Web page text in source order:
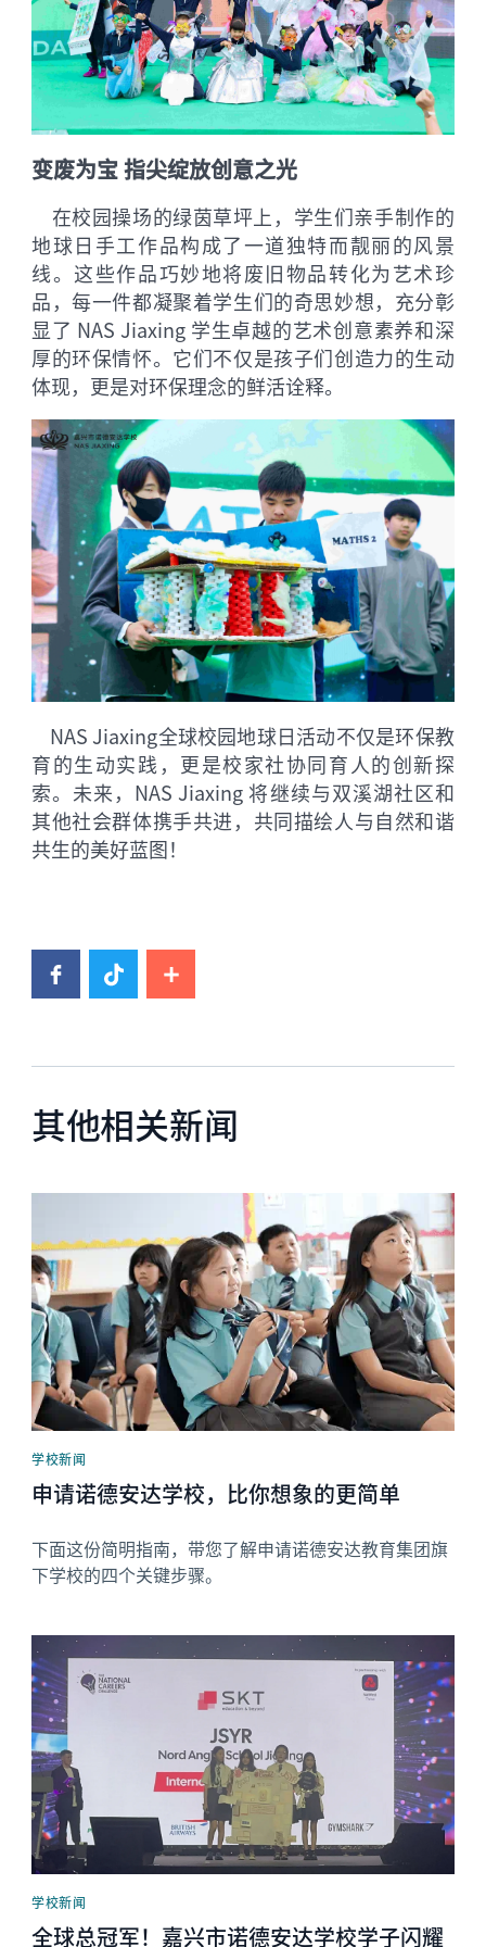
变废为宝 指尖绽放创意之光
在校园操场的绿茵草坪上，学生们亲手制作的
地球日手工作品构成了一道独特而靓丽的风景
线。这些作品巧妙地将废旧物品转化为艺术珍
品，每一件都凝聚着学生们的奇思妙想，充分彰
显了 NAS Jiaxing 学生卓越的艺术创意素养和深
厚的环保情怀。它们不仅是孩子们创造力的生动
体现，更是对环保理念的鲜活诠释。
NAS Jiaxing全球校园地球日活动不仅是环保教
育的生动实践，更是校家社协同育人的创新探
索。未来，NAS Jiaxing 将继续与双溪湖社区和
其他社会群体携手共进，共同描绘人与自然和谐
共生的美好蓝图！
其他相关新闻
学校新闻
申请诺德安达学校，比你想象的更简单
下面这份简明指南，带您了解申请诺德安达教育集团旗
下学校的四个关键步骤。
News image
学校新闻
全球总冠军！嘉兴市诺德安达学校学子闪耀